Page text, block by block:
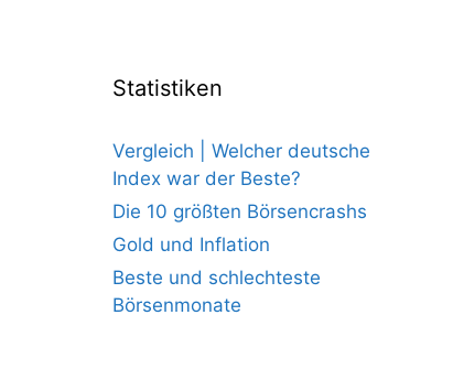
Statistiken
Vergleich | Welcher deutsche
Index war der Beste?
Die 10 größten Börsencrashs
Gold und Inflation
Beste und schlechteste
Börsenmonate